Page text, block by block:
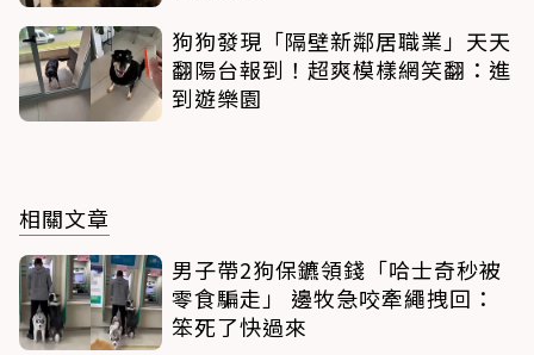
狗狗發現「隔壁新鄰居職業」天天
翻陽台報到！超爽模樣網笑翻：進
到遊樂園
相關文章
男子帶2狗保鑣領錢「哈士奇秒被
零食騙走」 邊牧急咬牽繩拽回：
笨死了快過來